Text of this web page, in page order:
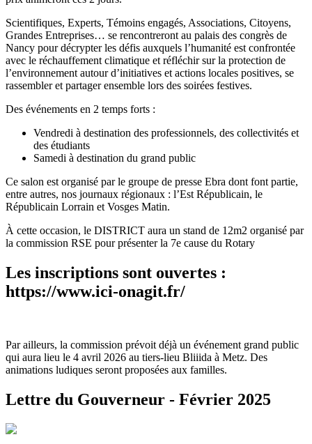
Scientifiques, Experts, Témoins engagés, Associations, Citoyens,
Grandes Entreprises… se rencontreront au palais des congrès de
Nancy pour décrypter les défis auxquels l’humanité est confrontée
avec le réchauffement climatique et réfléchir sur la protection de
l’environnement autour d’initiatives et actions locales positives, se
rassembler et partager ensemble lors des soirées festives.​
Des événements en 2 temps forts :
Vendredi à destination des professionnels, des collectivités et
des étudiants
Samedi à destination du grand public​
Ce salon est organisé par le groupe de presse Ebra dont font partie,
entre autres, nos journaux régionaux : l’Est Républicain, le
Républicain Lorrain et Vosges Matin.
À cette occasion, le DISTRICT aura un stand de 12m2 organisé par
la commission RSE pour présenter la 7e cause du Rotary
Les inscriptions sont ouvertes :
https://www.ici-onagit.fr/
Par ailleurs, la commission prévoit déjà un événement grand public
qui aura lieu le 4 avril 2026 au tiers-lieu Bliiida à Metz. Des
animations ludiques seront proposées aux familles.
Lettre du Gouverneur - Février 2025